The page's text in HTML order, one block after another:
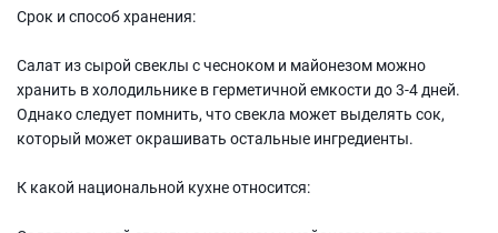
Срок и способ хранения:
Салат из сырой свеклы с чесноком и майонезом можно
хранить в холодильнике в герметичной емкости до 3-4 дней.
Однако следует помнить, что свекла может выделять сок,
который может окрашивать остальные ингредиенты.
К какой национальной кухне относится: